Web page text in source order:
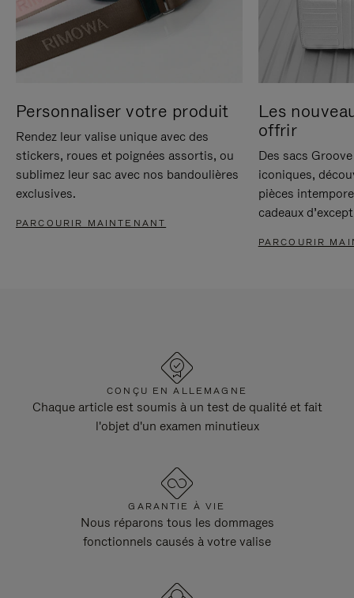
Personnaliser votre produit
Rendez leur valise unique avec des
stickers, roues et poignées assortis, ou
sublimez leur sac avec nos bandoulières
exclusives.
PARCOURIR MAINTENANT
Les
offrir
Des sacs
iconiques,
pièces
cadeaux
PARCOURIR
CONÇU EN ALLEMAGNE
Chaque article est soumis à un test de qualité et fait
l'objet d'un examen minutieux
GARANTIE À VIE
Nous réparons tous les dommages
fonctionnels causés à votre valise